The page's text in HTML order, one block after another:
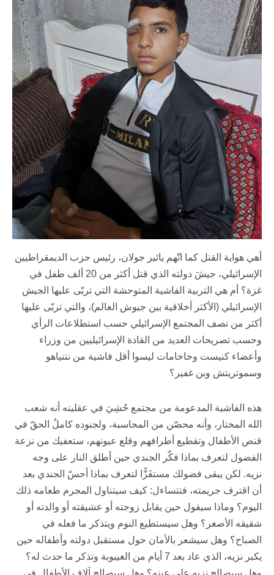
أهي هواية القتل كما اتّهم يائير جولان، رئيس حزب الديمقراطيين
الإسرائيلي، جيشَ دولته الذي قتل أكثر من 20 ألف طفل في
غزة؟ أم هي التربية الفاشية المتوحشة التي تربّى عليها الجيش
الإسرائيلي (الأكثر أخلاقية بين جيوش العالم)، والتي تربّى عليها
أكثر من نصف المجتمع الإسرائيلي حسب استطلاعات الرأي
وحسب تصريحات العديد من القادة الإسرائيليين من وزراء
وأعضاء كنيست وحاخامات ليسوا أقل فاشية من نتنياهو
وسموتريتش وبن غفير؟
هذه الفاشية المدعومة من مجتمع حُشِيَ في عقليته أنه شعب
الله المختار، وأنه محصّن من المحاسبة، ولجنوده كاملُ الحقّ في
قنص الأطفال وتقطيع أطرافهم وقلع عيونهم، ستعفيك من نزعة
الفضول لتعرف بماذا فكّر الجندي حين أطلق النار على وجه
نزيه. لكن يبقى فضولك مستفَزًّا لتعرف بماذا أحسّ الجندي بعد
أن اقترف جريمته، فتتساءل: كيف سيتناول المجرم طعامه ذلك
اليوم؟ وماذا سيقول حين يقابل زوجته أو عشيقته أو والدته أو
شقيقه الأصغر؟ وهل سيستطيع النوم ويتذكر ما فعله في
الصباح؟ وهل سيشعر بالأمان حول مستقبل دولته وأطفاله حين
يكبر نزيه، الذي عاد بعد 7 أيام من الغيبوبة وتذكر ما حدث له؟